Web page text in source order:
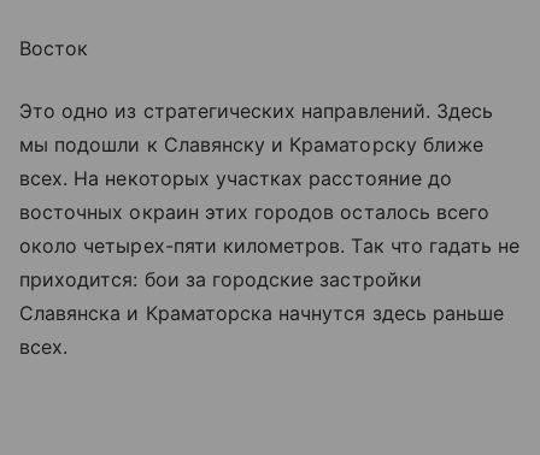
Восток
Это одно из стратегических направлений. Здесь
мы подошли к Славянску и Краматорску ближе
всех. На некоторых участках расстояние до
восточных окраин этих городов осталось всего
около четырех-пяти километров. Так что гадать не
приходится: бои за городские застройки
Славянска и Краматорска начнутся здесь раньше
всех.